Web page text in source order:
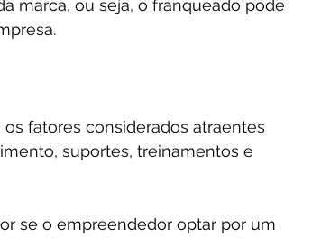
marca, ou seja, o franqueado pode
fatores considerados atraentes
suportes, treinamentos e
se o empreendedor optar por um